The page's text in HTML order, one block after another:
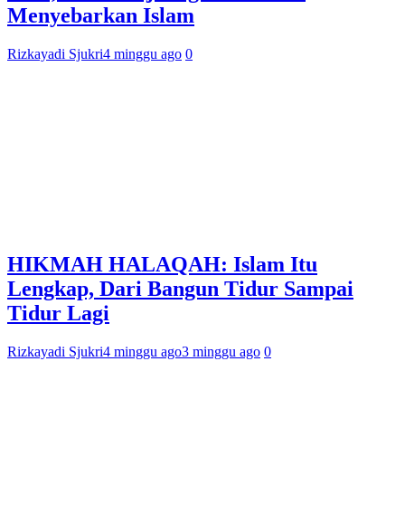
Menyebarkan Islam
Rizkayadi Sjukri4 minggu ago 0
HIKMAH HALAQAH: Islam Itu
Lengkap, Dari Bangun Tidur Sampai
Tidur Lagi
Rizkayadi Sjukri4 minggu ago3 minggu ago 0